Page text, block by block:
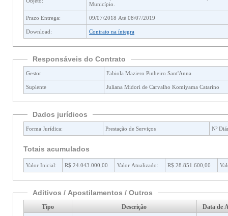
Município.
Prazo Entrega: 09/07/2018 Até 08/07/2019
Download: Contrato na íntegra
Responsáveis do Contrato
Gestor Fabiola Maziero Pinheiro Sant'Anna
Suplente Juliana Midori de Carvalho Komiyama Catarino
Dados jurídicos
Forma Jurídica: Prestação de Serviços Nº
Totais acumulados
Valor Inicial: R$ 24.043.000,00 Valor Atualizado: R$ 28.851.600,00
Aditivos / Apostilamentos / Outros
Tipo Descrição Data de